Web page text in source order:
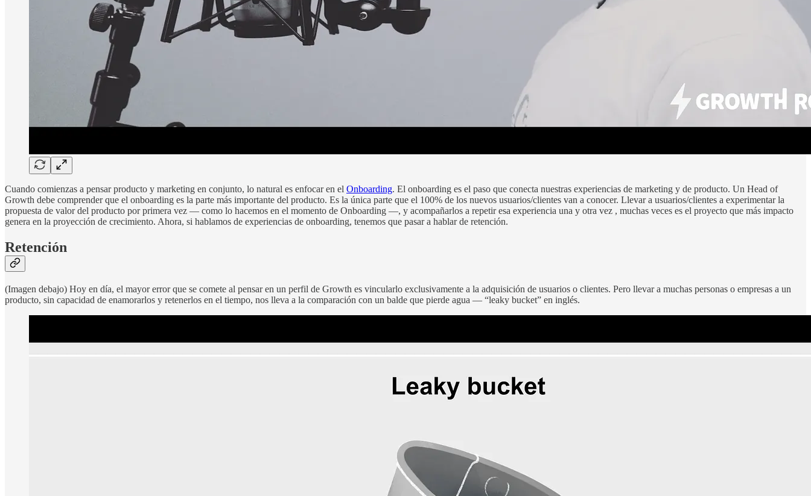
Cuando comienzas a pensar producto y marketing en conjunto, lo natural es enfocar en el Onboarding. El onboarding es el paso que conecta nuestras experiencias de marketing y de producto. Un Head of
Growth debe comprender que el onboarding es la parte más importante del producto. Es la única parte que el 100% de los nuevos usuarios/clientes van a conocer. Llevar a usuarios/clientes a experimentar la
propuesta de valor del producto por primera vez — como lo hacemos en el momento de Onboarding —, y acompañarlos a repetir esa experiencia una y otra vez , muchas veces es el proyecto que más impacto
genera en la proyección de crecimiento. Ahora, si hablamos de experiencias de onboarding, tenemos que pasar a hablar de retención.
Retención
(Imagen debajo) Hoy en día, el mayor error que se comete al pensar en un perfil de Growth es vincularlo exclusivamente a la adquisición de usuarios o clientes. Pero llevar a muchas personas o empresas a un
producto, sin capacidad de enamorarlos y retenerlos en el tiempo, nos lleva a la comparación con un balde que pierde agua — “leaky bucket” en inglés.